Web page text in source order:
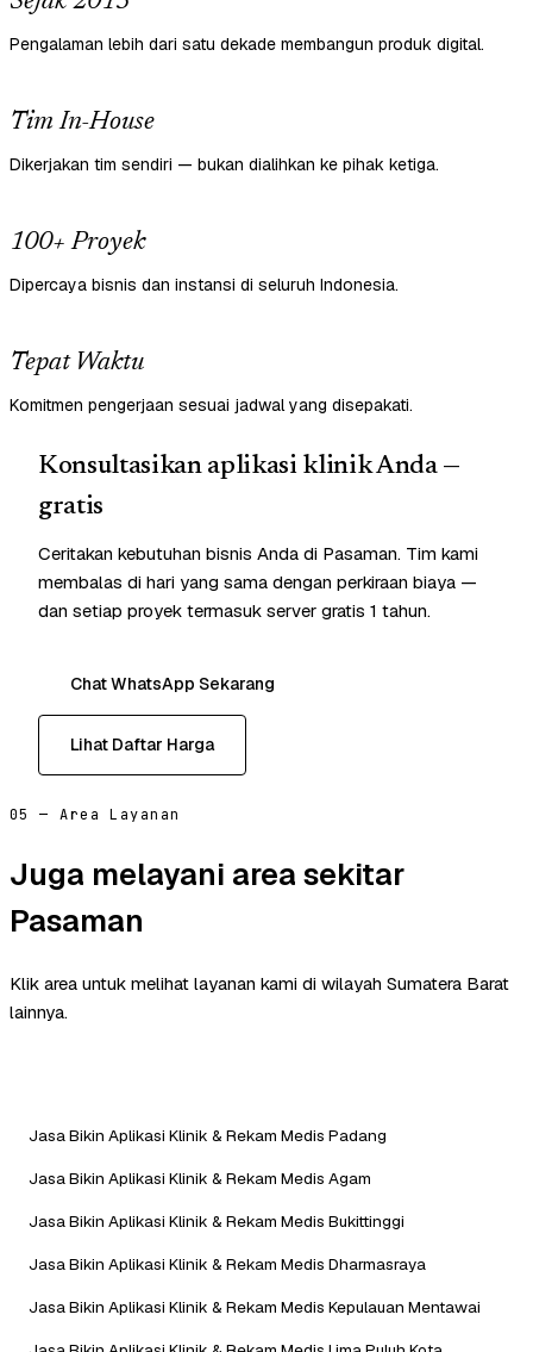
Pengalaman lebih dari satu dekade membangun produk digital.
Tim In-House
Dikerjakan tim sendiri — bukan dialihkan ke pihak ketiga.
100+ Proyek
Dipercaya bisnis dan instansi di seluruh Indonesia.
Tepat Waktu
Komitmen pengerjaan sesuai jadwal yang disepakati.
Konsultasikan aplikasi klinik Anda —
gratis
Ceritakan kebutuhan bisnis Anda di Pasaman. Tim kami
membalas di hari yang sama dengan perkiraan biaya —
dan setiap proyek termasuk server gratis 1 tahun.
Chat WhatsApp Sekarang
Lihat Daftar Harga
05 — Area Layanan
Juga melayani area sekitar
Pasaman
Klik area untuk melihat layanan kami di wilayah Sumatera Barat
lainnya.
Jasa Bikin Aplikasi Klinik & Rekam Medis Padang
Jasa Bikin Aplikasi Klinik & Rekam Medis Agam
Jasa Bikin Aplikasi Klinik & Rekam Medis Bukittinggi
Jasa Bikin Aplikasi Klinik & Rekam Medis Dharmasraya
Jasa Bikin Aplikasi Klinik & Rekam Medis Kepulauan Mentawai